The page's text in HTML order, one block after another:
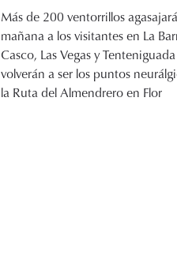
Más de 200 ventorrillos
mañana a los visitantes en La
Casco, Las Vegas y
volverán a ser los puntos
la Ruta del Almendrero en Flor